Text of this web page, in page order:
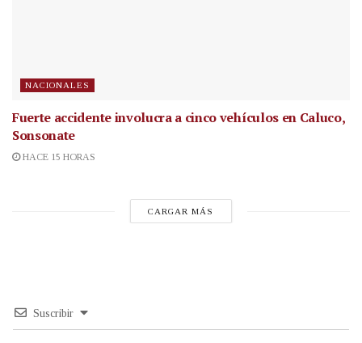
NACIONALES
Fuerte accidente involucra a cinco vehículos en Caluco,
Sonsonate
HACE 15 HORAS
CARGAR MÁS
Suscribir